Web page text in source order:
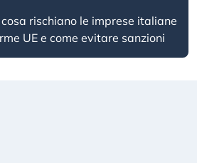
rischiano le imprese italiane
UE e come evitare sanzioni